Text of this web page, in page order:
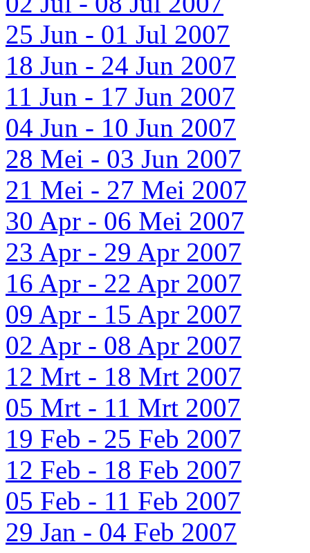
25 Jun - 01 Jul 2007
18 Jun - 24 Jun 2007
11 Jun - 17 Jun 2007
04 Jun - 10 Jun 2007
28 Mei - 03 Jun 2007
21 Mei - 27 Mei 2007
30 Apr - 06 Mei 2007
23 Apr - 29 Apr 2007
16 Apr - 22 Apr 2007
09 Apr - 15 Apr 2007
02 Apr - 08 Apr 2007
12 Mrt - 18 Mrt 2007
05 Mrt - 11 Mrt 2007
19 Feb - 25 Feb 2007
12 Feb - 18 Feb 2007
05 Feb - 11 Feb 2007
29 Jan - 04 Feb 2007